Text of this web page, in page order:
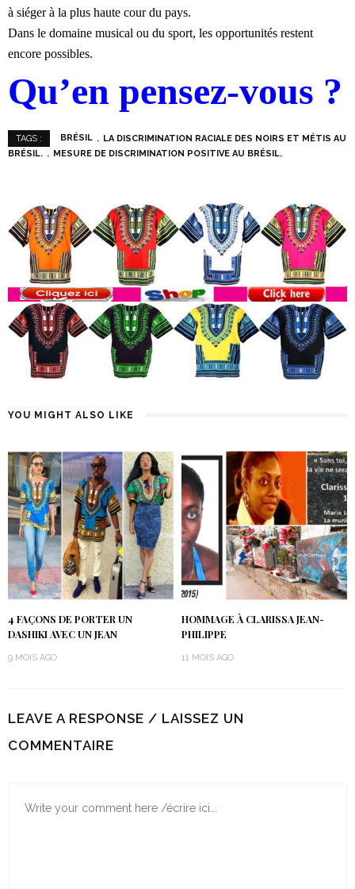
à siéger à la plus haute cour du pays.
Dans le domaine musical ou du sport, les opportunités restent
encore possibles.
Qu’en pensez-vous ?
TAGS : BRÉSIL
LA DISCRIMINATION RACIALE DES NOIRS ET MÉTIS AU
BRÉSIL.
MESURE DE DISCRIMINATION POSITIVE AU BRÉSIL.
YOU MIGHT ALSO LIKE
4 FAÇONS DE PORTER UN
DASHIKI AVEC UN JEAN
9 MOIS AGO
HOMMAGE À CLARISSA JEAN-
PHILIPPE
11 MOIS AGO
LEAVE A RESPONSE / LAISSEZ UN
COMMENTAIRE